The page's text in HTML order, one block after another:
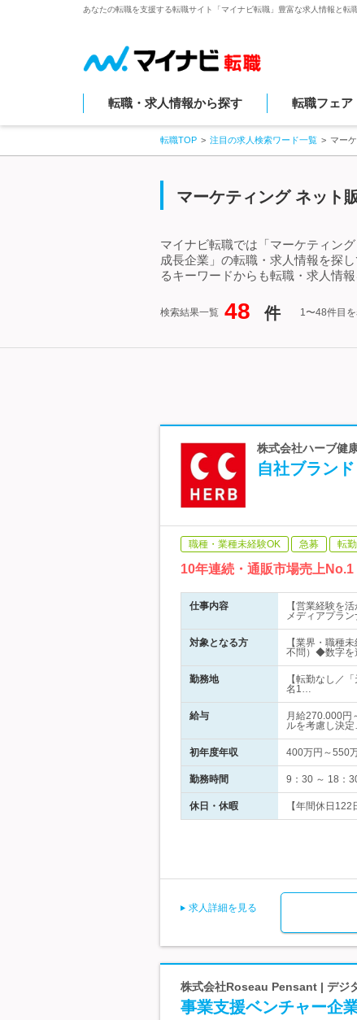
あなたの転職を支援する転職サイト「マイナビ転職」豊富な求人情報と転
転職・求人情報から探す 転職フェア
転職TOP 注目の求人検索ワード一覧 マー
マーケティング ネット
マイナビ転職では「マーケティン
成長企業」の転職・求人情報を探
るキーワードからも転職・求人情
検索結果一覧 48 件 1〜48件目
株式会社ハーブ健
自社ブラン
職種・業種未経験OK 急募 転
10年連続・通販市場売上No.1
仕事内容
【営業経験を
メディアプラ
対象となる方
【業界・職種
不問）◆数字を
勤務地
【転勤なし／
名1…
給与
月給270.000円
ルを考慮し決
初年度年収 400万円～550
勤務時間 9：30 ～ 18：
休日・休暇 【年間休日
求人詳細を見る
株式会社Roseau Pensant | デジ
事業支援ベンチャー企